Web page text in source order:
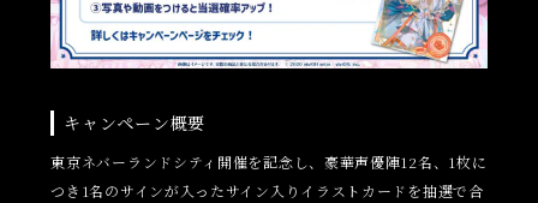
キャンペーン概要
東京ネバーランドシティ開催を記念し、豪華声優陣12名、1枚に
つき1名のサインが入ったサイン入りイラストカードを抽選で合